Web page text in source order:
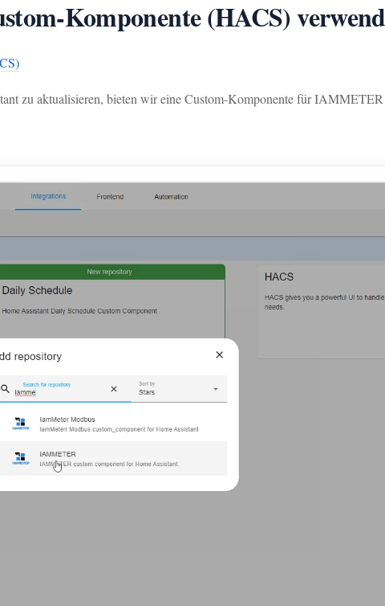
Komponente (HACS)
zu aktualisieren, bieten wir eine Custom-Komponente für